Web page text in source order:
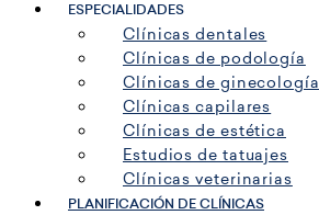
ESPECIALIDADES
Clínicas dentales
Clínicas de podología
Clínicas de ginecología
Clínicas capilares
Clínicas de estética
Estudios de tatuajes
Clínicas veterinarias
PLANIFICACIÓN DE CLÍNICAS